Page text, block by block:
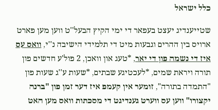
כלל ישראל
‎‎שטייענדיג יעצט בעפאר די ימי הקיץ הבעל''ט ווען מען פארט
ארויס בין ההרים וגבעות מיט די תלמידי הישיבה נ''י, וואס עס
איז די נשמה פון די יאר
, *טעג און וואכן, 2 פול'ע חדשים פון
תורה ויראת שמים, *לעכטיגע שבתים, *שעות ע''ג שעות פון
"התמדה בתורה", זומער אין קעמפ איז דער זמן פון "ברנה
יקצורו" ווען עס ווערט גענדיגט די מסכתות וואס מען האט